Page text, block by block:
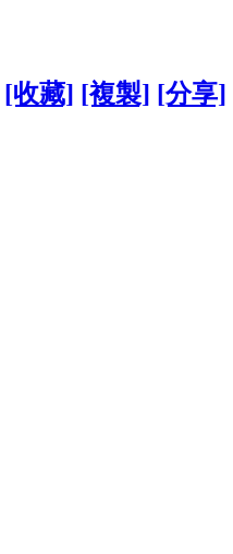
[收藏] [複製] [分享]